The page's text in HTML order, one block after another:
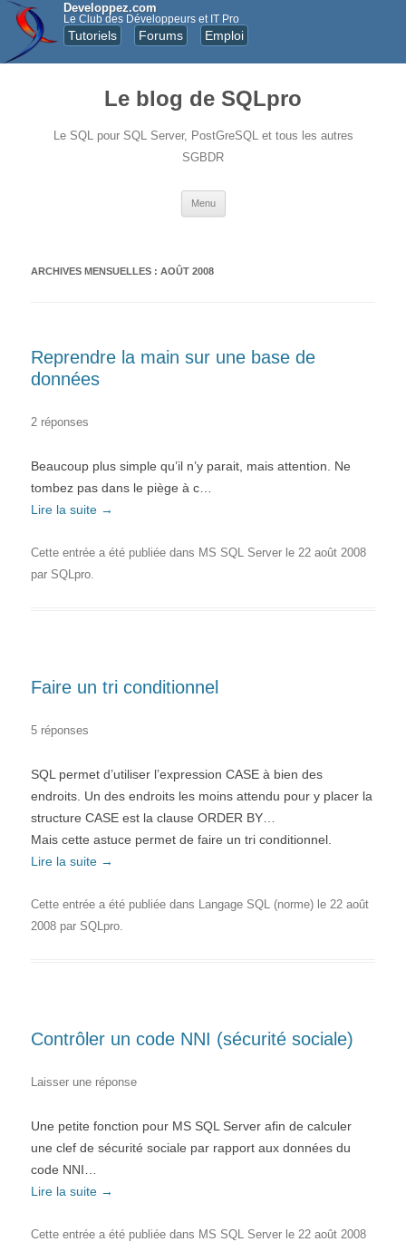
Developpez.com
Le Club des Développeurs et IT Pro
Tutoriels Forums Emploi
Le blog de SQLpro
Le SQL pour SQL Server, PostGreSQL et tous les autres
SGBDR
Menu
ARCHIVES MENSUELLES : AOÛT 2008
Reprendre la main sur une base de
données
2 réponses
Beaucoup plus simple qu’il n’y parait, mais attention. Ne
tombez pas dans le piège à c…
Lire la suite →
Cette entrée a été publiée dans MS SQL Server le 22 août 2008
par SQLpro.
Faire un tri conditionnel
5 réponses
SQL permet d’utiliser l’expression CASE à bien des
endroits. Un des endroits les moins attendu pour y placer la
structure CASE est la clause ORDER BY…
Mais cette astuce permet de faire un tri conditionnel.
Lire la suite →
Cette entrée a été publiée dans Langage SQL (norme) le 22 août
2008 par SQLpro.
Contrôler un code NNI (sécurité sociale)
Laisser une réponse
Une petite fonction pour MS SQL Server afin de calculer
une clef de sécurité sociale par rapport aux données du
code NNI…
Lire la suite →
Cette entrée a été publiée dans MS SQL Server le 22 août 2008